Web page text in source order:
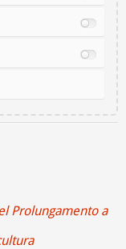
Prolungamento a